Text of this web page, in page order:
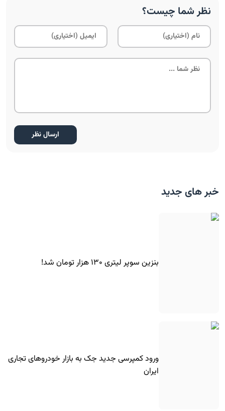
نظر شما چیست؟
خبر های جدید
بنزین سوپر لیتری ۱۳۰ هزار تومان شد!
ورود کمپرسی جدید جک به بازار خودروهای تجاری
ایران